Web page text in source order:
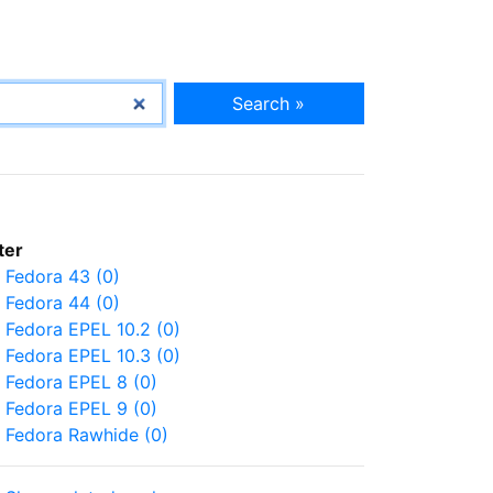
Search »
Fedora 43 (0)
Fedora 44 (0)
Fedora EPEL 10.2 (0)
Fedora EPEL 10.3 (0)
Fedora EPEL 8 (0)
Fedora EPEL 9 (0)
Fedora Rawhide (0)